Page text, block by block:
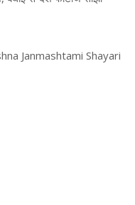
Janmashtami Shayari